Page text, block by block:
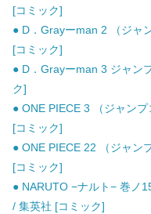
[コミック]
● D．Grayーman 2 （ジャ
[コミック]
● D．Grayーman 3 ジャン
ク]
● ONE PIECE 3 （ジャン
[コミック]
● ONE PIECE 22 （ジャン
[コミック]
● NARUTO −ナルト− 巻ノ
/ 集英社 [コミック]